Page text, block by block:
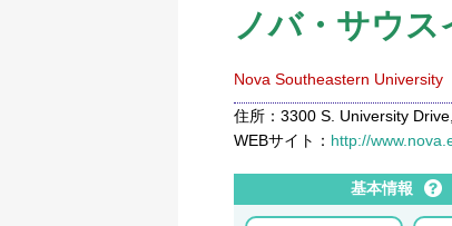
ノバ・サウ
Nova Southeastern University
住所：3300 S. University
WEBサイト： http://
基本情報